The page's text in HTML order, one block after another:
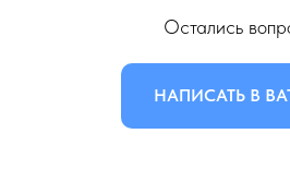
Остались
НАПИСАТЬ В